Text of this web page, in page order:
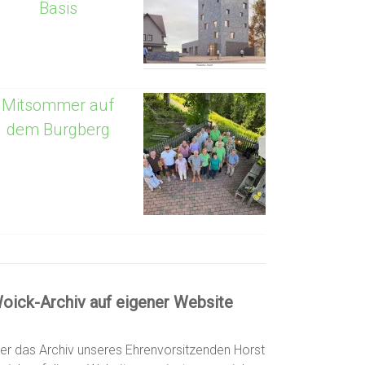
Basis
Mitsommer auf
dem Burgberg
Archiv auf eigener Website
das Archiv unseres Ehrenvorsitzenden Horst